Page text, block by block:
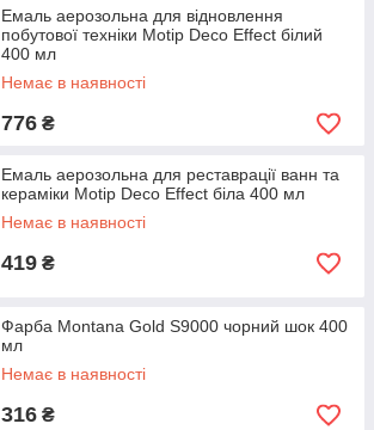
Емаль аерозольна для відновлення
побутової техніки Motip Deco Effect білий
400 мл
Немає в наявності
776 ₴
Емаль аерозольна для реставрації ванн та
кераміки Motip Deco Effect біла 400 мл
Немає в наявності
419 ₴
Фарба Montana Gold S9000 чорний шок 400
мл
Немає в наявності
316 ₴